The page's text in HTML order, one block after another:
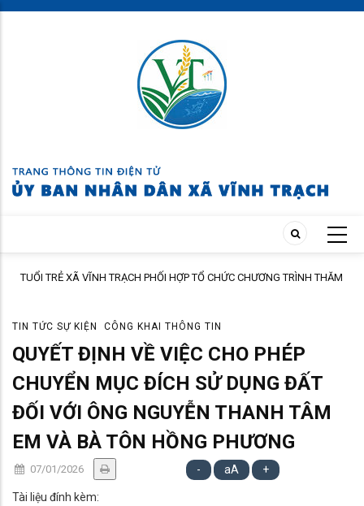
Skip
TUỔI TRẺ XÃ VĨNH TRẠCH PHỐI HỢP TỔ CHỨC CHƯƠNG TRÌNH THĂM
TIN TỨC SỰ KIỆN CÔNG KHAI THÔNG TIN
QUYẾT ĐỊNH VỀ VIỆC CHO PHÉP
CHUYỂN MỤC ĐÍCH SỬ DỤNG ĐẤT
ĐỐI VỚI ÔNG NGUYỄN THANH TÂM
EM VÀ BÀ TÔN HỒNG PHƯƠNG
07/01/2026 - aA +
Tài liệu đính kèm: